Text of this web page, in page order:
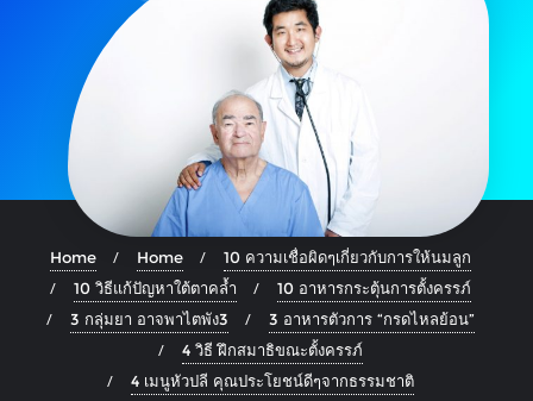
Home Home
10 ความเชื่อผิดๆเกี่ยวกับการให้นมลูก
10 วิธีแก้ปัญหาใต้ตาคล้ำ
10 อาหารกระตุ้นการตั้งครรภ์
3 กลุ่มยา อาจพาไตพัง3
3 อาหารตัวการ “กรดไหลย้อน”
4 วิธี ฝึกสมาธิขณะตั้งครรภ์
4 เมนูหัวปลี คุณประโยชน์ดีๆจากธรรมชาติ